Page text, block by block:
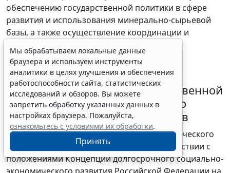
обеспечению государственной политики в сфере
развития и использования минерально-сырьевой
базы, а также осуществление координации и
контроля деятельности по реализации
государственной системы лицензирования
пользования недрами.
2. Приоритеты и цели государственной
политики в сфере эффективного
использования водных ресурсов
Для выполнения задач социально-экономического
развития Российской Федерации в соответствии с
положениями Концепции долгосрочного социально-
Мы обрабатываем локальные данные
браузера и используем инструменты
аналитики в целях улучшения и обеспечения
работоспособности сайта, статистических
исследований и обзоров. Вы можете
запретить обработку указанных данных в
настройках браузера. Пожалуйста,
ознакомьтесь с условиями их обработки.
Принять